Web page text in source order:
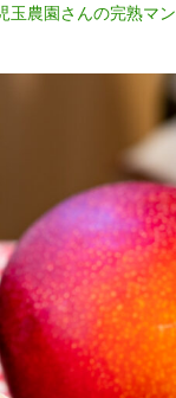
玉農園さんの完熟マン